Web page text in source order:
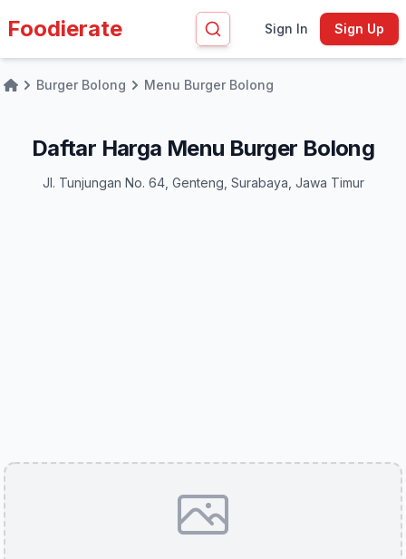
Foodierate Sign In Sign Up
HomeBurger Bolong Menu Burger Bolong
Daftar Harga Menu Burger Bolong
Jl. Tunjungan No. 64, Genteng, Surabaya, Jawa Timur